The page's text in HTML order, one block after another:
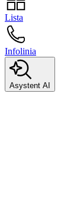
Lista
Infolinia
Asystent AI